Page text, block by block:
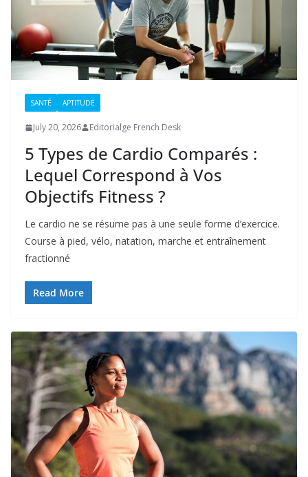
SANTÉ APTITUDE
July 20, 2026 Editorialge French Desk
5 Types de Cardio Comparés :
Lequel Correspond à Vos
Objectifs Fitness ?
Le cardio ne se résume pas à une seule forme d’exercice.
Course à pied, vélo, natation, marche et entraînement
fractionné
Read More